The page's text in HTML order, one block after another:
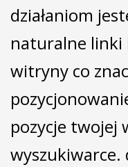
działaniom
naturalne linki
witryny co
pozycje twojej